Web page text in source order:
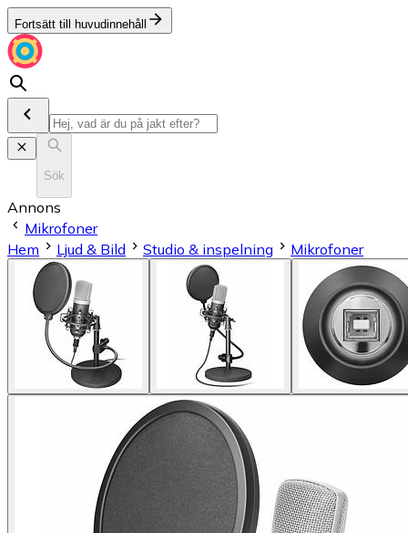
Fortsätt till huvudinnehåll
Sök
Annons
Mikrofoner
Hem
Ljud & Bild Studio & inspelning Mikrofoner